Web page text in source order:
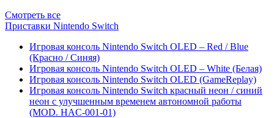
Смотреть все
Приставки Nintendo Switch
Игровая консоль Nintendo Switch OLED – Red / Blue
(Красно / Синяя)
Игровая консоль Nintendo Switch OLED – White (Белая)
Игровая консоль Nintendo Switch OLED (GameReplay)
Игровая консоль Nintendo Switch красный неон / синий
неон с улучшенным временем автономной работы
(MOD. HAC-001-01)